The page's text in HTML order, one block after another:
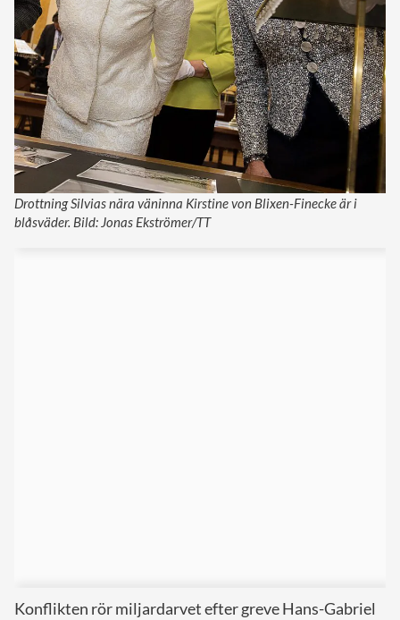
Drottning Silvias nära väninna Kirstine von Blixen-Finecke är i
blåsväder. Bild: Jonas Ekströmer/TT
Konflikten rör miljardarvet efter greve Hans-Gabriel